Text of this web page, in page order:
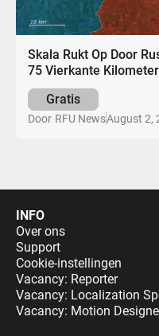
Skala Rukt Op Door
75 Vierkante Kilometer
Gratis
Door RFU NewsAugust 2,
INFO
Over ons
Support
Cookie-instellingen
Vacancy: Reporter
Vacancy: Localization
Vacancy: Motion